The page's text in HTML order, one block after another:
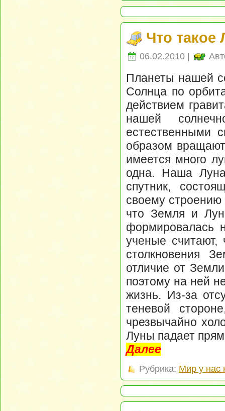
Что такое
06.02.2010 |
Планеты нашей
Солнца по
действием
нашей
естественными
образом
имеется много
одна. Наша
спутник,
своему
что Земля и
формировалась
ученые считают,
столкновения
отличие от
поэтому на ней
жизнь. Из-за
теневой
чрезвычайно
Луны падает
Далее
Рубрика: Мир у нас